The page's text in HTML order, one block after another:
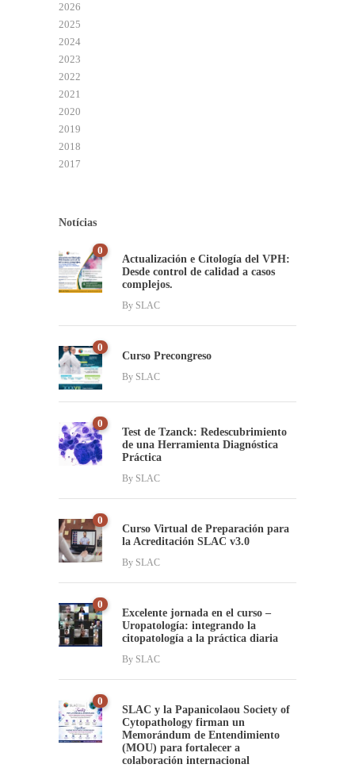
2026
2025
2024
2023
2022
2021
2020
2019
2018
2017
Notícias
0
Actualización e Citología del VPH:
Desde control de calidad a casos
complejos.
By SLAC
0
Curso Precongreso
By SLAC
0
Test de Tzanck: Redescubrimiento
de una Herramienta Diagnóstica
Práctica
By SLAC
0
Curso Virtual de Preparación para
la Acreditación SLAC v3.0
By SLAC
0
Excelente jornada en el curso –
Uropatología: integrando la
citopatología a la práctica diaria
By SLAC
0
SLAC y la Papanicolaou Society of
Cytopathology firman un
Memorándum de Entendimiento
(MOU) para fortalecer a
colaboración internacional